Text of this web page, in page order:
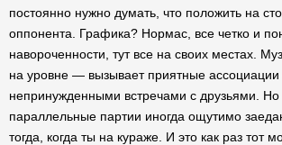
постоянно нужно думать, что положить на
оппонента. Графика? Нормас, все четко и
навороченности, тут все на своих местах.
на уровне — вызывает приятные ассоциации
непринужденными встречами с друзьями. Но
параллельные партии иногда ощутимо
тогда, когда ты на кураже. И это как раз тот